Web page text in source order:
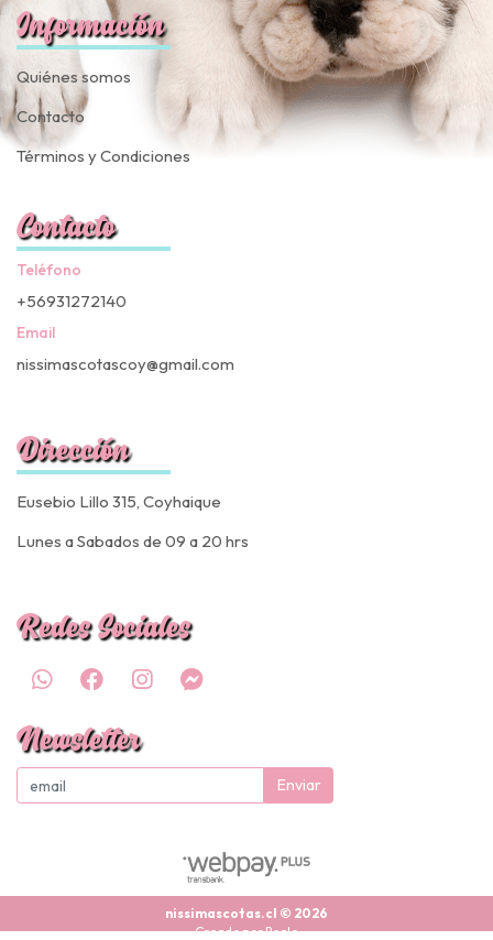
Información
Quiénes somos
Contacto
Términos y Condiciones
Contacto
Teléfono
+56931272140
Email
nissimascotascoy@gmail.com
Dirección
Eusebio Lillo 315, Coyhaique
Lunes a Sabados de 09 a 20 hrs
Redes Sociales
Newsletter
Enviar
nissimascotas.cl © 2026
Creado porBsale